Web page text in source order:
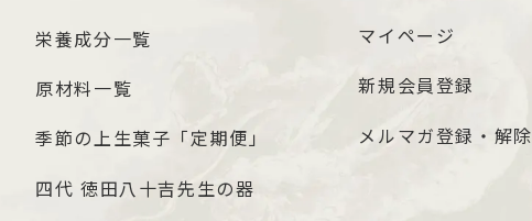
栄養成分一覧
原材料一覧
季節の上生菓子「定期便」
四代 徳田八十吉先生の器
マイページ
新規会員登録
メルマガ登録・解除